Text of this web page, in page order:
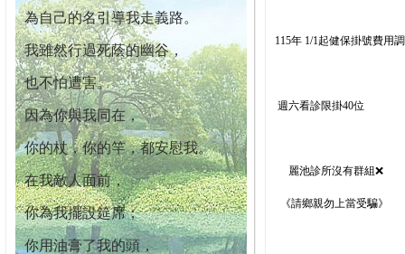
為自己的名引導我走義路。
我雖然行過死蔭的幽谷，
也不怕遭害。
因為你與我同在，
你的杖，你的竿，都安慰我。
在我敵人面前，
你為我擺設筵席；
你用油膏了我的頭，
115年 1/1起健保掛號費用
週六看診限掛40位
麗池診所沒有群組❌
《請鄉親勿上當受騙》